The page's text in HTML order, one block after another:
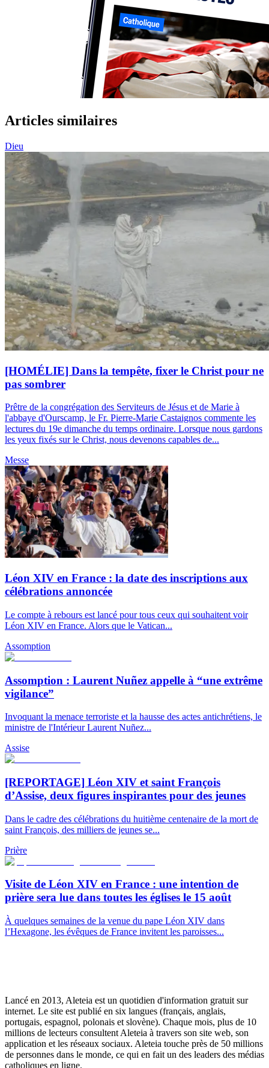
Articles similaires
Dieu
[HOMÉLIE] Dans la tempête, fixer le Christ pour ne
pas sombrer
Prêtre de la congrégation des Serviteurs de Jésus et de Marie à
l'abbaye d'Ourscamp, le Fr. Pierre-Marie Castaignos commente les
lectures du 19e dimanche du temps ordinaire. Lorsque nous gardons
les yeux fixés sur le Christ, nous devenons capables de...
Messe
Léon XIV en France : la date des inscriptions aux
célébrations annoncée
Le compte à rebours est lancé pour tous ceux qui souhaitent voir
Léon XIV en France. Alors que le Vatican...
Assomption
Assomption : Laurent Nuñez appelle à “une extrême
vigilance”
Invoquant la menace terroriste et la hausse des actes antichrétiens, le
ministre de l'Intérieur Laurent Nuñez...
Assise
[REPORTAGE] Léon XIV et saint François
d’Assise, deux figures inspirantes pour des jeunes
Dans le cadre des célébrations du huitième centenaire de la mort de
saint François, des milliers de jeunes se...
Prière
Visite de Léon XIV en France : une intention de
prière sera lue dans toutes les églises le 15 août
À quelques semaines de la venue du pape Léon XIV dans
l’Hexagone, les évêques de France invitent les paroisses...
Lancé en 2013, Aleteia est un quotidien d'information gratuit sur
internet. Le site est publié en six langues (français, anglais,
portugais, espagnol, polonais et slovène). Chaque mois, plus de 10
millions de lecteurs consultent Aleteia à travers son site web, son
application et les réseaux sociaux. Aleteia touche près de 50 millions
de personnes dans le monde, ce qui en fait un des leaders des médias
catholiques en ligne.